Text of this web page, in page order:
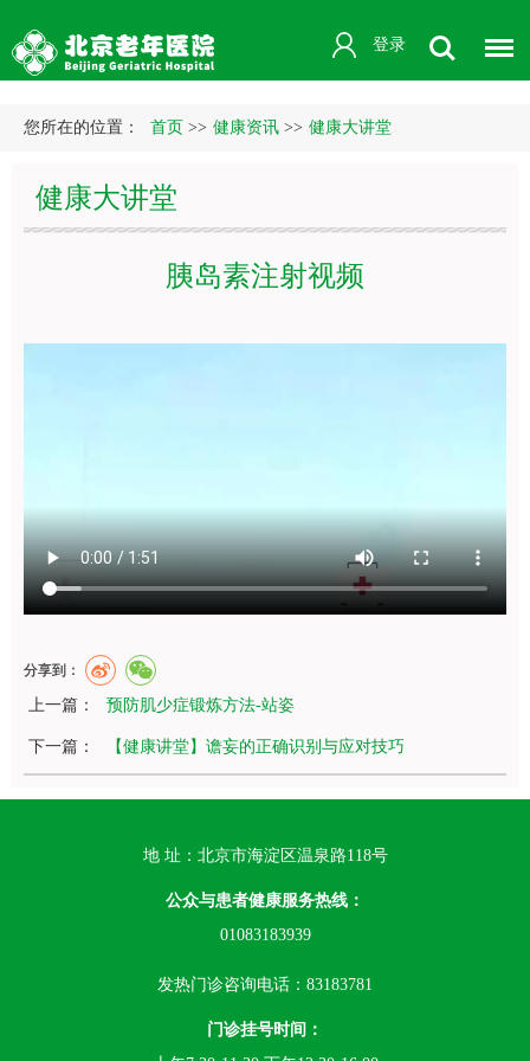
登录
您所在的位置： 首页 >> 健康资讯 >> 健康大讲堂
健康大讲堂
胰岛素注射视频
分享到：
上一篇： 预防肌少症锻炼方法-站姿
下一篇： 【健康讲堂】谵妄的正确识别与应对技巧
地 址：北京市海淀区温泉路118号
公众与患者健康服务热线：
01083183939
发热门诊咨询电话：83183781
门诊挂号时间：